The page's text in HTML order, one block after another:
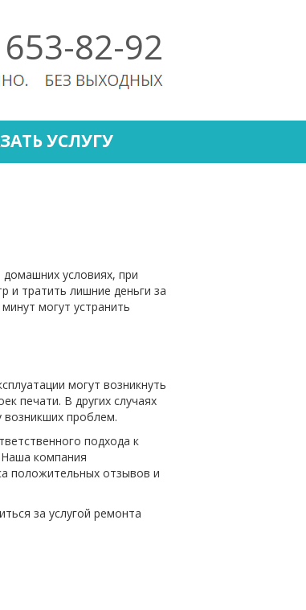
82-92
УСЛУГУ
условиях, при
и тратить лишние деньги за
могут устранить
могут возникнуть
печати. В других случаях
возникших проблем.
подхода к
Наша компания
положительных отзывов и
за услугой ремонта